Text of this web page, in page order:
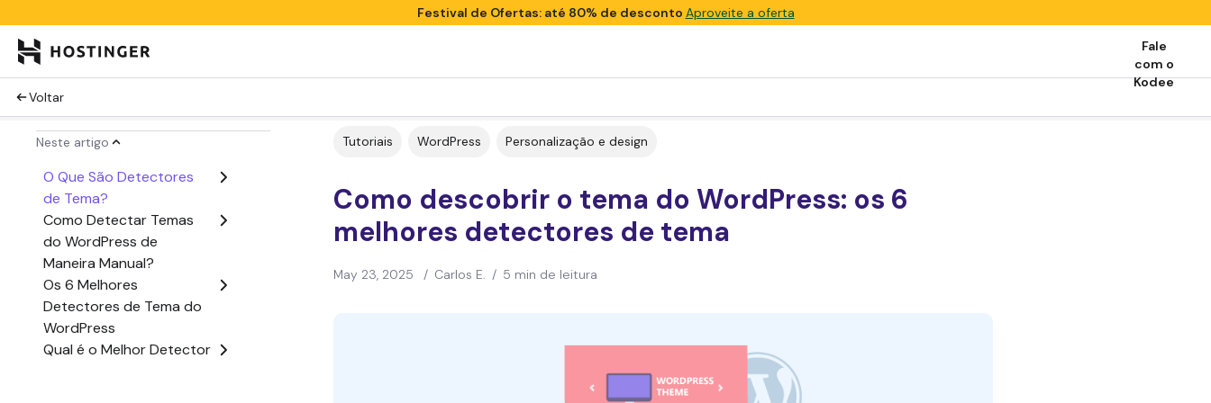
Festival de Ofertas: até 80% de desconto Aproveite a oferta
Fale
com o
Kodee
Voltar
Neste artigo
O Que São Detectores
de Tema?
Como Detectar Temas
do WordPress de
Maneira Manual?
Os 6 Melhores
Detectores de Tema do
WordPress
Qual é o Melhor Detector
Tutoriais WordPress Personalização e design
Como descobrir o tema do WordPress: os 6
melhores detectores de tema
May 23, 2025 / Carlos E. / 5 min de leitura